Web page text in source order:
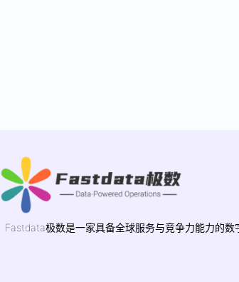
Fastdata极数是一家具备全球服务与竞争力能力的